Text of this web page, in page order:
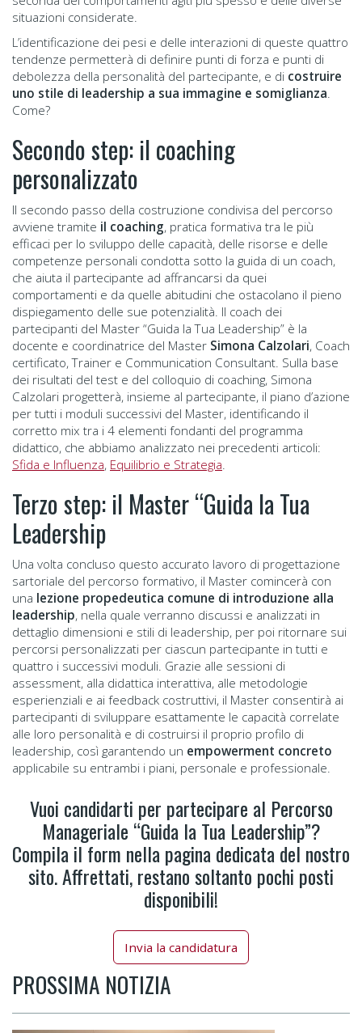
situazioni considerate.
L’identificazione dei pesi e delle interazioni di queste quattro
tendenze permetterà di definire punti di forza e punti di
debolezza della personalità del partecipante, e di costruire
uno stile di leadership a sua immagine e somiglianza.
Come?
Secondo step: il coaching
personalizzato
Il secondo passo della costruzione condivisa del percorso
avviene tramite il coaching, pratica formativa tra le più
efficaci per lo sviluppo delle capacità, delle risorse e delle
competenze personali condotta sotto la guida di un coach,
che aiuta il partecipante ad affrancarsi da quei
comportamenti e da quelle abitudini che ostacolano il pieno
dispiegamento delle sue potenzialità. Il coach dei
partecipanti del Master “Guida la Tua Leadership” è la
docente e coordinatrice del Master Simona Calzolari, Coach
certificato, Trainer e Communication Consultant. Sulla base
dei risultati del test e del colloquio di coaching, Simona
Calzolari progetterà, insieme al partecipante, il piano d’azione
per tutti i moduli successivi del Master, identificando il
corretto mix tra i 4 elementi fondanti del programma
didattico, che abbiamo analizzato nei precedenti articoli:
Sfida e Influenza, Equilibrio e Strategia.
Terzo step: il Master “Guida la Tua
Leadership
Una volta concluso questo accurato lavoro di progettazione
sartoriale del percorso formativo, il Master comincerà con
una lezione propedeutica comune di introduzione alla
leadership, nella quale verranno discussi e analizzati in
dettaglio dimensioni e stili di leadership, per poi ritornare sui
percorsi personalizzati per ciascun partecipante in tutti e
quattro i successivi moduli. Grazie alle sessioni di
assessment, alla didattica interattiva, alle metodologie
esperienziali e ai feedback costruttivi, il Master consentirà ai
partecipanti di sviluppare esattamente le capacità correlate
alle loro personalità e di costruirsi il proprio profilo di
leadership, così garantendo un empowerment concreto
applicabile su entrambi i piani, personale e professionale.
Vuoi candidarti per partecipare al Percorso
Manageriale “Guida la Tua Leadership”?
Compila il form nella pagina dedicata del nostro
sito. Affrettati, restano soltanto pochi posti
disponibili!
Invia la candidatura
PROSSIMA NOTIZIA